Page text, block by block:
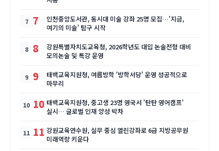
7
인천중앙도서관, 동시대 미술 강좌 25명 모집…'지금,
여기의 미술' 탐구 시작
8
강원특별자치도교육청, 2026학년도 대입 논술전형 대비
모의논술 및 특강 운영
9
태백교육지원청, 여름방학 '방학서당' 운영 성공적으로
마무리
10 태백교육지원청, 중고생 23명 영국서 '탄탄 영어캠프'
실시… 글로벌 인재 양성 박차
11 강원교육연수원, 실무 중심 열린강좌로 6급 지방공무원
미래역량 키운다